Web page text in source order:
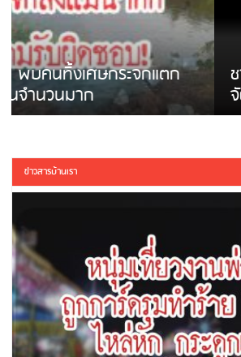
ชาวผาลั้ง โวย ไร้หน่วยงานดูแล
จัดการกันเอง
ข่าวสารบ้านเรา